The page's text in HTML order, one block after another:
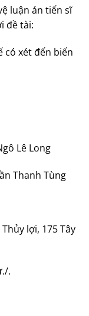
luận án tiến sĩ
đề tài:
có xét đến biến
Lê Long
Tùng
lợi, 175 Tây
.